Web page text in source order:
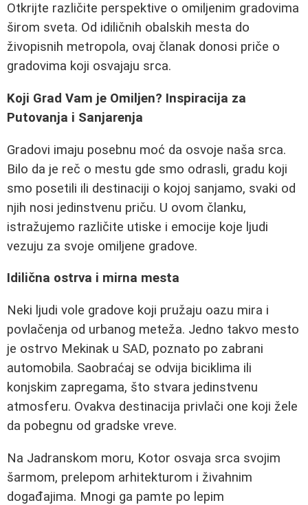
Otkrijte različite perspektive o omiljenim gradovima
širom sveta. Od idiličnih obalskih mesta do
živopisnih metropola, ovaj članak donosi priče o
gradovima koji osvajaju srca.
Koji Grad Vam je Omiljen? Inspiracija za
Putovanja i Sanjarenja
Gradovi imaju posebnu moć da osvoje naša srca.
Bilo da je reč o mestu gde smo odrasli, gradu koji
smo posetili ili destinaciji o kojoj sanjamo, svaki od
njih nosi jedinstvenu priču. U ovom članku,
istražujemo različite utiske i emocije koje ljudi
vezuju za svoje omiljene gradove.
Idilična ostrva i mirna mesta
Neki ljudi vole gradove koji pružaju oazu mira i
povlačenja od urbanog meteža. Jedno takvo mesto
je ostrvo Mekinak u SAD, poznato po zabrani
automobila. Saobraćaj se odvija biciklima ili
konjskim zapregama, što stvara jedinstvenu
atmosferu. Ovakva destinacija privlači one koji žele
da pobegnu od gradske vreve.
Na Jadranskom moru, Kotor osvaja srca svojim
šarmom, prelepom arhitekturom i živahnim
događajima. Mnogi ga pamte po lepim